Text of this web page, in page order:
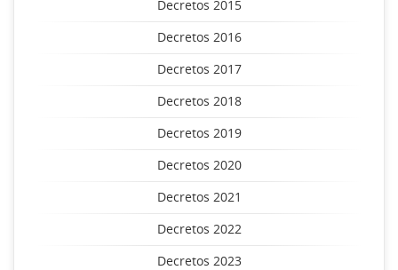
Decretos 2015
Decretos 2016
Decretos 2017
Decretos 2018
Decretos 2019
Decretos 2020
Decretos 2021
Decretos 2022
Decretos 2023